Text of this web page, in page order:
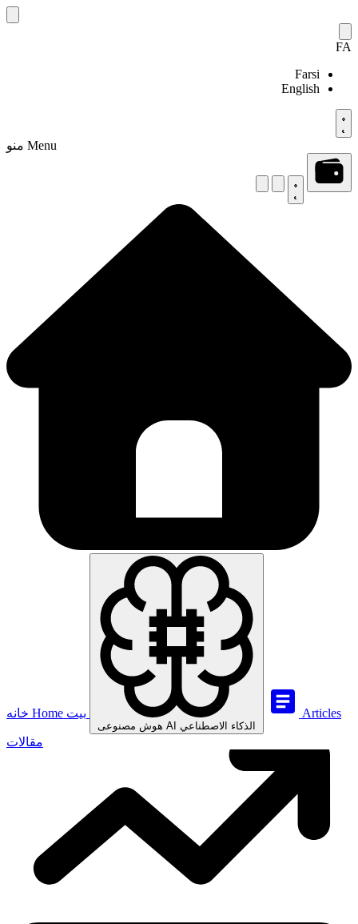
Skip
to
FA
Farsi
English
منو Menu
Home
هوش مصنوعی AI الذكاء الاصطناعي
Articles
مقالات